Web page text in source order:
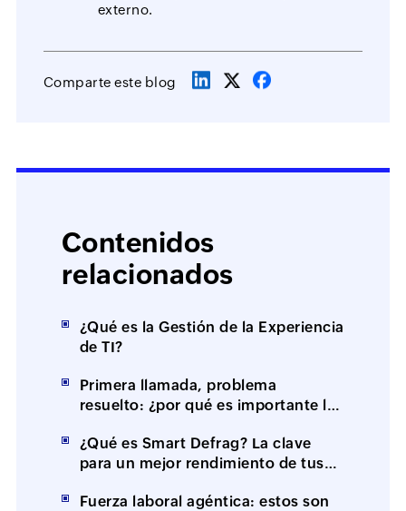
externo.
Comparte este blog
Contenidos
relacionados
¿Qué es la Gestión de la Experiencia
de TI?
Primera llamada, problema
resuelto: ¿por qué es importante la
(FCR)?
¿Qué es Smart Defrag? La clave
para un mejor rendimiento de tus
Fuerza laboral agéntica: estos son